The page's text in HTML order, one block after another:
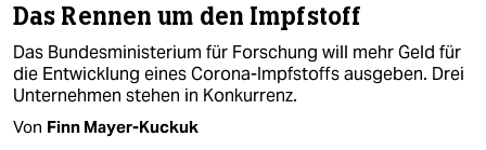
Das Rennen um den Impfstoff
Das Bundesministerium für Forschung will mehr Geld für
die Entwicklung eines Corona-Impfstoffs ausgeben. Drei
Unternehmen stehen in Konkurrenz.
Von Finn Mayer-Kuckuk